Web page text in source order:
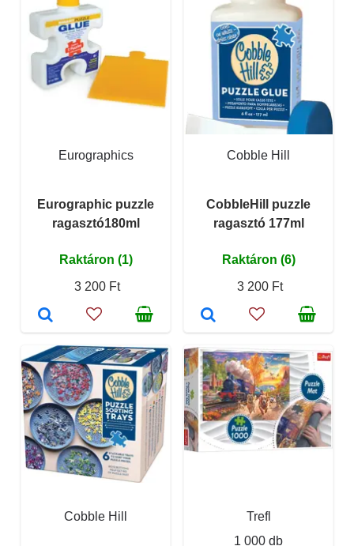
Eurographics
Eurographic puzzle
ragasztó180ml
Raktáron (1)
3 200 Ft
Cobble Hill
CobbleHill puzzle
ragasztó 177ml
Raktáron (6)
3 200 Ft
Cobble Hill
Trefl
1 000 db